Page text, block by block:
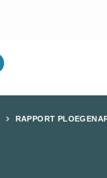
RAPPORT